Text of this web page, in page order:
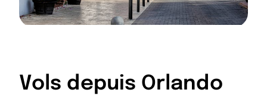
Vols depuis Orlando